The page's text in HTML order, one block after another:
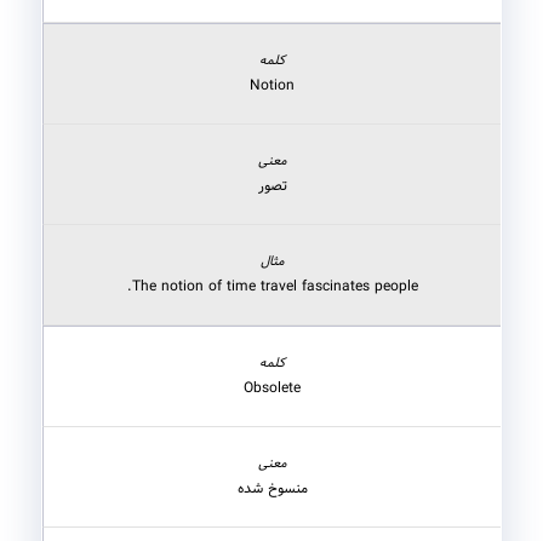
Notion
تصور
The notion of time travel fascinates people.
Obsolete
منسوخ شده